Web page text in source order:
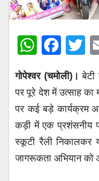
W
at
s
A
p
p
F
a
c
e
b
o
o
T
wi
tt
गोपेश्वर (चमोली)। बेटी
पर पूरे देश में उत्साह
पर कई बड़े कार्यक्रम
कड़ी में एक प्रशंसनीय
स्कूटी रैली निकालकर
जागरूकता अभियान को